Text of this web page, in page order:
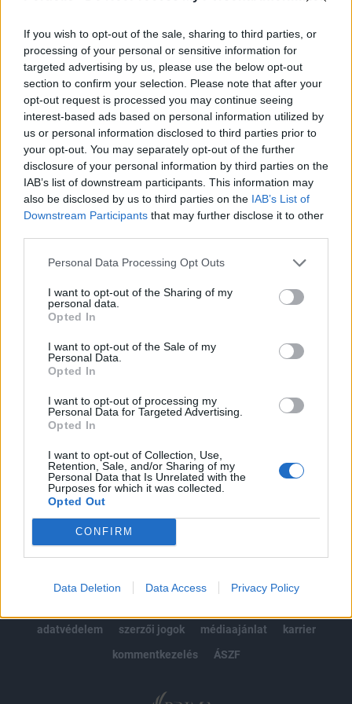
If you wish to opt-out of the sale, sharing to third parties, or
processing of your personal or sensitive information for
targeted advertising by us, please use the below opt-out
section to confirm your selection. Please note that after your
opt-out request is processed you may continue seeing
interest-based ads based on personal information utilized by
us or personal information disclosed to third parties prior to
your opt-out. You may separately opt-out of the further
disclosure of your personal information by third parties on the
IAB’s list of downstream participants. This information may
also be disclosed by us to third parties on the IAB’s List of
Downstream Participants that may further disclose it to other
Personal Data Processing Opt Outs
I want to opt-out of the Sharing of my
personal data.
Opted In
I want to opt-out of the Sale of my
Personal Data.
Opted In
I want to opt-out of processing my
Personal Data for Targeted Advertising.
Opted In
I want to opt-out of Collection, Use,
Retention, Sale, and/or Sharing of my
Personal Data that Is Unrelated with the
Purposes for which it was collected.
Opted Out
CONFIRM
Data Deletion Data Access Privacy Policy
derül ki a X-en közzétett posztból.
A Kljucsevszkaja vulkán kitörése során 11,5 kilométer
magasságba emelkedett a hamufelhő, ami komoly
veszélyt jelent a légi közlekedésre. A hatóságok kiadták a
legmagasabb, "vörös" szintű repülési figyelmeztetést, ami
azt jelenti, hogy a térségben közlekedő repülőgépek súlyos
kockázatnak vannak kitéve, és a légtér lezárására is sor
kerülhet. A hamufelhő északkeleti...
KEDVES OLVASÓNK!
Az előfizetés a következőket tartalmazza:
Portfolio.hu teljes cikkarchívum
Kötéslisták: BÉT elmúlt 2 év napon belüli
kötéslistái
Előfizetés
MÁR ELŐFIZETŐNK VAGY?BEJELENTKEZÉS
adatvédelem
szerzői jogok médiaajánlat
karrier
kommentkezelés
ÁSZF